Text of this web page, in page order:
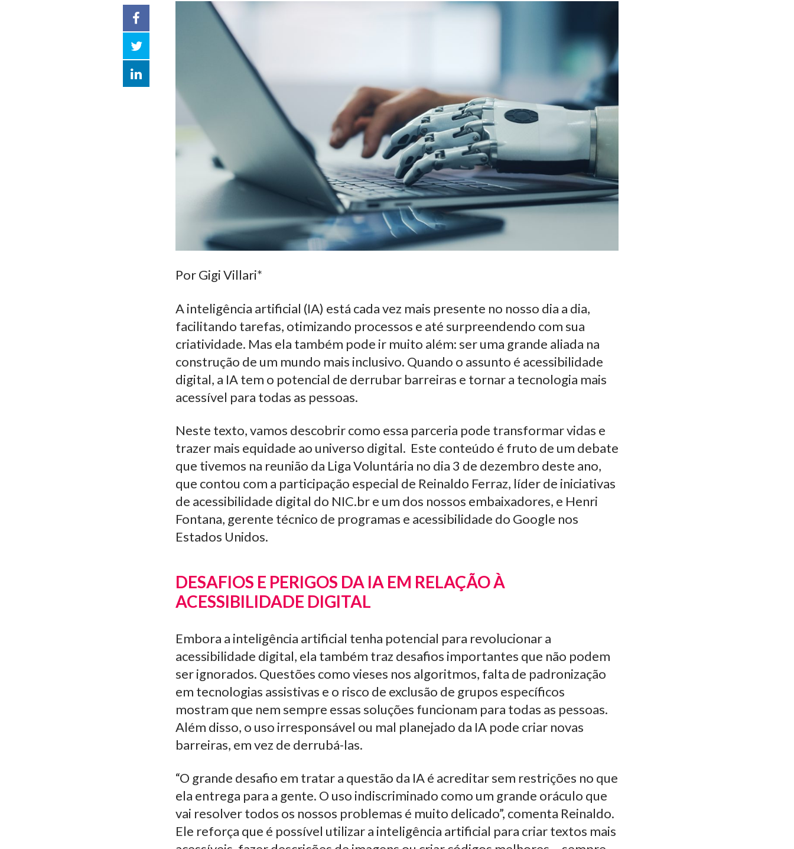
Twitter
LinkedIn
compartilhar
Por Gigi Villari*
A inteligência artificial (IA) está cada vez mais presente no nosso dia a dia,
facilitando tarefas, otimizando processos e até surpreendendo com sua
criatividade. Mas ela também pode ir muito além: ser uma grande aliada na
construção de um mundo mais inclusivo. Quando o assunto é acessibilidade
digital, a IA tem o potencial de derrubar barreiras e tornar a tecnologia mais
acessível para todas as pessoas.
Neste texto, vamos descobrir como essa parceria pode transformar vidas e
trazer mais equidade ao universo digital. Este conteúdo é fruto de um debate
que tivemos na reunião da Liga Voluntária no dia 3 de dezembro deste ano,
que contou com a participação especial de Reinaldo Ferraz, líder de iniciativas
de acessibilidade digital do NIC.br e um dos nossos embaixadores, e Henri
Fontana, gerente técnico de programas e acessibilidade do Google nos
Estados Unidos.
DESAFIOS E PERIGOS DA IA EM RELAÇÃO À
ACESSIBILIDADE DIGITAL
Embora a inteligência artificial tenha potencial para revolucionar a
acessibilidade digital, ela também traz desafios importantes que não podem
ser ignorados. Questões como vieses nos algoritmos, falta de padronização
em tecnologias assistivas e o risco de exclusão de grupos específicos
mostram que nem sempre essas soluções funcionam para todas as pessoas.
Além disso, o uso irresponsável ou mal planejado da IA pode criar novas
barreiras, em vez de derrubá-las.
“O grande desafio em tratar a questão da IA é acreditar sem restrições no que
ela entrega para a gente. O uso indiscriminado como um grande oráculo que
vai resolver todos os nossos problemas é muito delicado”, comenta Reinaldo.
Ele reforça que é possível utilizar a inteligência artificial para criar textos mais